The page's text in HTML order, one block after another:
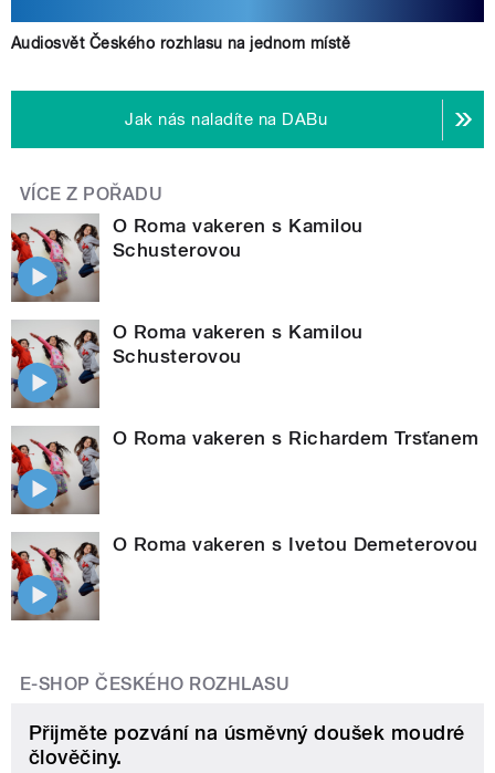
Audiosvět Českého rozhlasu na jednom místě
Jak nás naladíte na DABu
VÍCE Z POŘADU
O Roma vakeren s Kamilou
Schusterovou
O Roma vakeren s Kamilou
Schusterovou
O Roma vakeren s Richardem Trsťanem
O Roma vakeren s Ivetou Demeterovou
E-SHOP ČESKÉHO ROZHLASU
Přijměte pozvání na úsměvný doušek moudré
člověčiny.